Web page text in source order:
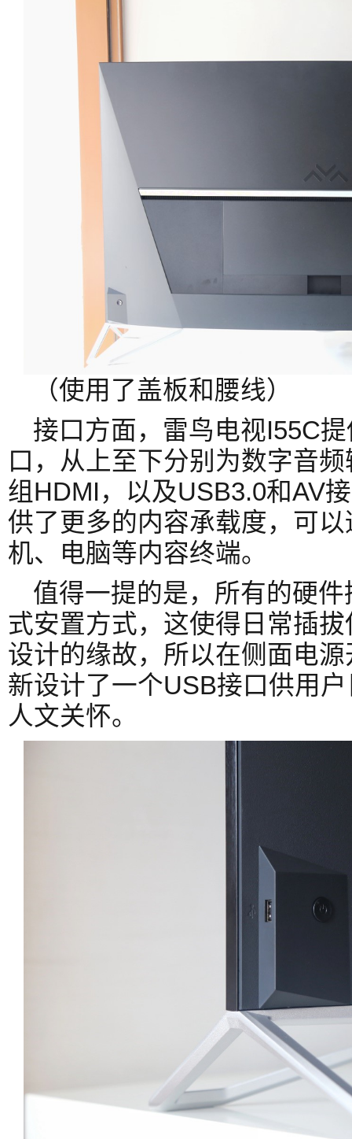
（使用了盖板和腰线）
接口方面，雷鸟电视I55C
口，从上至下分别为数字音
组HDMI，以及USB3.0和AV
供了更多的内容承载度，可
机、电脑等内容终端。
值得一提的是，所有的硬
式安置方式，这使得日常插
设计的缘故，所以在侧面电
新设计了一个USB接口供用
人文关怀。